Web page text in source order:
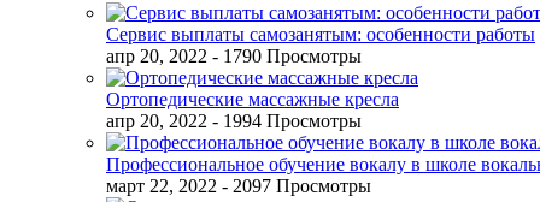
Сервис выплаты самозанятым: особенности работы
апр 20, 2022 - 1790 Просмотры
Ортопедические массажные кресла
апр 20, 2022 - 1994 Просмотры
Профессиональное обучение вокалу в школе
март 22, 2022 - 2097 Просмотры